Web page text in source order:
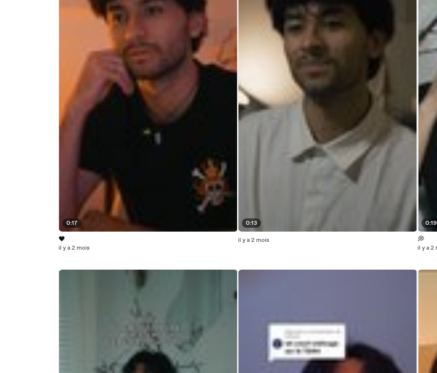
0:17
🖤
il y a 2 mois
0:13
il y a 2 mois
0:19
💭
il y a 2